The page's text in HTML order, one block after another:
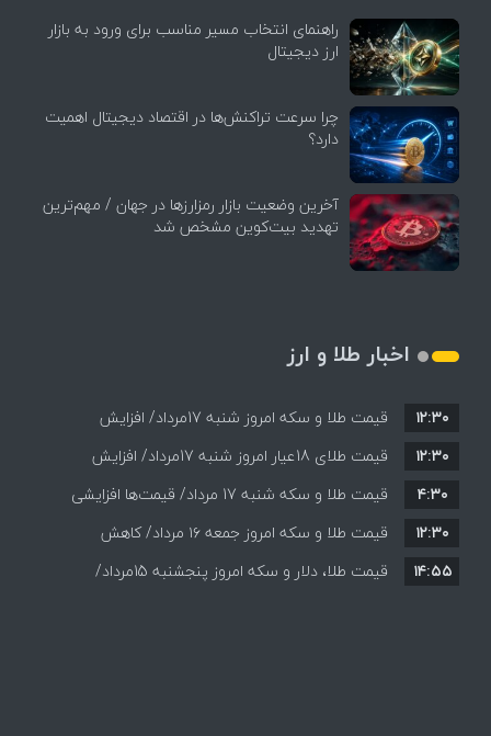
راهنمای انتخاب مسیر مناسب برای ورود به بازار
ارز دیجیتال
چرا سرعت تراکنش‌ها در اقتصاد دیجیتال اهمیت
دارد؟
آخرین وضعیت بازار رمزارزها در جهان / مهم‌ترین
تهدید بیت‌کوین مشخص شد
اخبار طلا و ارز
قیمت طلا و سکه امروز شنبه 17مرداد/ افزایش
همه قیمت ها + جدول و جزئیات
۱۲:۳۰
قیمت طلای 18عیار امروز شنبه 17مرداد/ افزایش
قیمت + جدول و جزئیات
۱۲:۳۰
قیمت طلا و سکه شنبه 17 مرداد/ قیمت‌ها افزایشی
۴:۳۰
قیمت طلا و سکه امروز جمعه ۱۶ مرداد/ کاهش
قیمت ها+ جدول و جزییات
۱۲:۳۰
قیمت طلا، دلار و سکه امروز پنجشنبه 15مرداد/
۱۴:۵۵